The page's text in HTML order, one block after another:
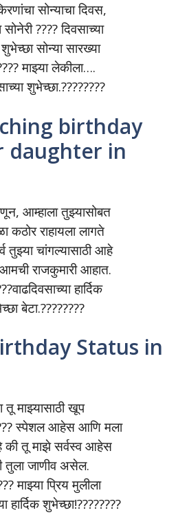
सोन्याचा दिवस,
???? दिवसाच्या
सोन्या सारख्या
माझ्या लेकीला….
शुभेच्छा.????????
birthday
daughter in
आम्हाला तुझ्यासोबत
कठोर राहायला लागते
तुझ्या चांगल्यासाठी आहे
राजकुमारी आहात.
हार्दिक
बेटा.????????
Status in
तू माझ्यासाठी खूप
स्पेशल आहेस आणि मला
तू माझे सर्वस्व आहेस
तुला जाणीव असेल.
माझ्या प्रिय मुलीला
हार्दिक शुभेच्छा!????????